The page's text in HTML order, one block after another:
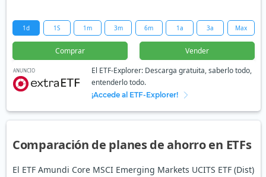
1d 1S 1m 3m 6m 1a 3a Max
Comprar Vender
ANUNCIO
El ETF-Explorer: Descarga gratuita, saberlo todo,
entenderlo todo.
¡Accede al ETF-Explorer!
Comparación de planes de ahorro en ETFs
El ETF Amundi Core MSCI Emerging Markets UCITS ETF (Dist)